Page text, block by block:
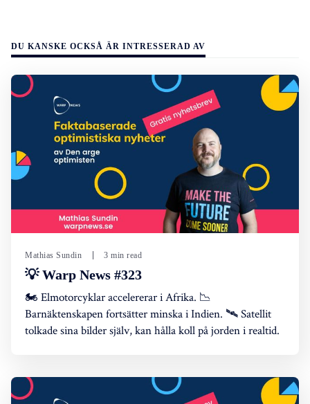
DU KANSKE OCKSÅ ÄR INTRESSERAD AV
Mathias Sundin 3 min read
💡 Warp News #323
🏍️ Elmotorcyklar accelererar i Afrika. 📉
Barnäktenskapen fortsätter minska i Indien. 🛰️ Satellit
tolkade sina bilder själv, kan hålla koll på jorden i realtid.